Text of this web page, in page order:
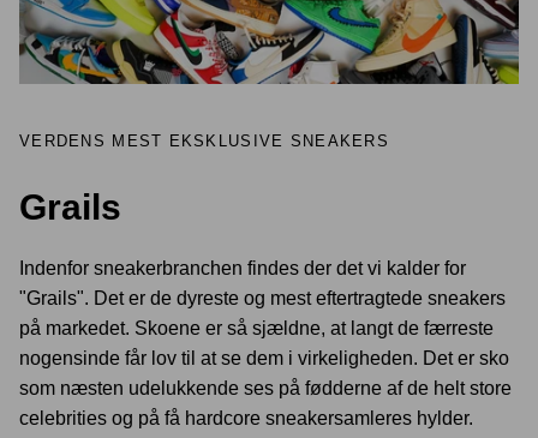
VERDENS MEST EKSKLUSIVE SNEAKERS
Grails
Indenfor sneakerbranchen findes der det vi kalder for
"Grails". Det er de dyreste og mest eftertragtede sneakers
på markedet. Skoene er så sjældne, at langt de færreste
nogensinde får lov til at se dem i virkeligheden. Det er sko
som næsten udelukkende ses på fødderne af de helt store
celebrities og på få hardcore sneakersamleres hylder.